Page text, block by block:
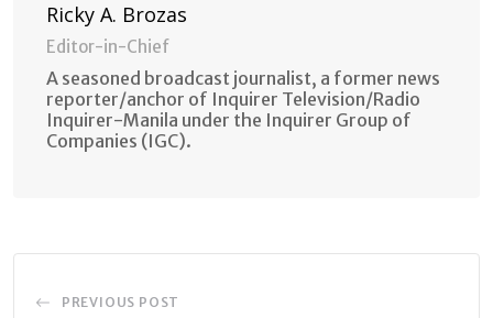
Ricky A. Brozas
Editor-in-Chief
A seasoned broadcast journalist, a former news
reporter/anchor of Inquirer Television/Radio
Inquirer-Manila under the Inquirer Group of
Companies (IGC).
PREVIOUS POST